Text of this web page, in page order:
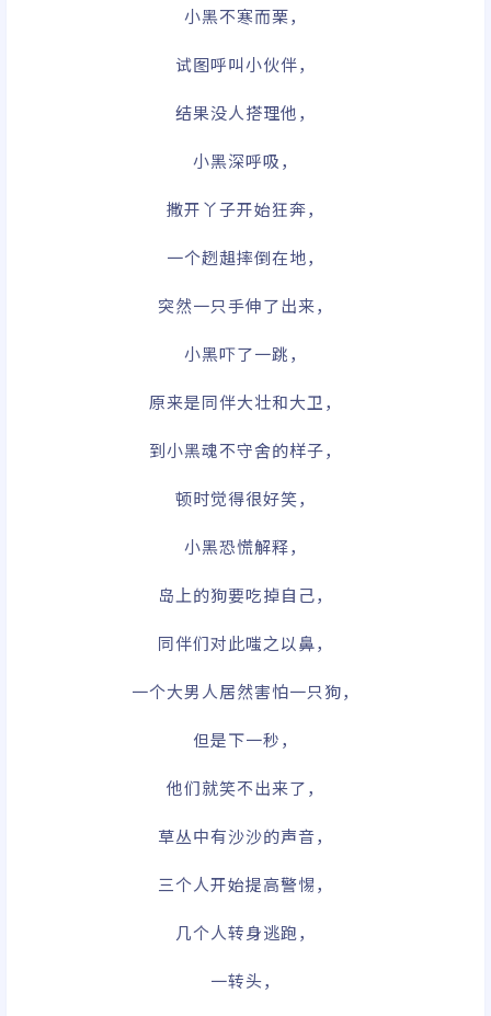
小黑不寒而栗，
试图呼叫小伙伴，
结果没人搭理他，
小黑深呼吸，
撒开丫子开始狂奔，
一个趔趄摔倒在地，
突然一只手伸了出来，
小黑吓了一跳，
原来是同伴大壮和大卫，
到小黑魂不守舍的样子，
顿时觉得很好笑，
小黑恐慌解释，
岛上的狗要吃掉自己，
同伴们对此嗤之以鼻，
一个大男人居然害怕一只狗，
但是下一秒，
他们就笑不出来了，
草丛中有沙沙的声音，
三个人开始提高警惕，
几个人转身逃跑，
一转头，